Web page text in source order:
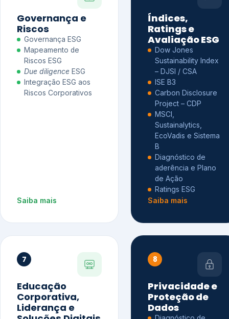
Governança e
Riscos
Governança ESG
Mapeamento de
Riscos ESG
Due diligence ESG
Integração ESG aos
Riscos Corporativos
Saiba mais
Índices,
Ratings e
Avaliação ESG
Dow Jones
Sustainability Index
– DJSI / CSA
ISE B3
Carbon Disclosure
Project – CDP
MSCI,
Sustainalytics,
EcoVadis e Sistema
B
Diagnóstico de
aderência e Plano
de Ação
Ratings ESG
Saiba mais
7
Educação
Corporativa,
Liderança e
8
Privacidade e
Proteção de
Dados